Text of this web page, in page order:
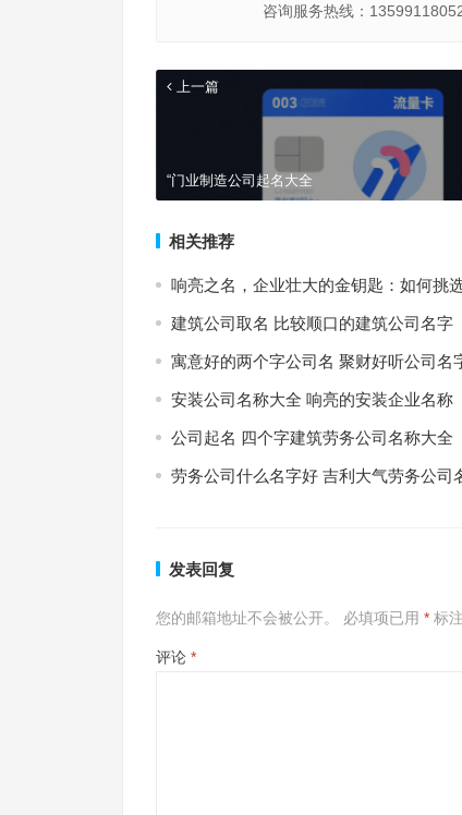
咨询服务热线：
上一篇
“门业制造公司起名大全
相关推荐
响亮之名，企业壮大的金钥匙：如何挑
建筑公司取名 比较顺口的建筑公司名字
寓意好的两个字公司名 聚财好听公司名
安装公司名称大全 响亮的安装企业名称
公司起名 四个字建筑劳务公司名称大全
劳务公司什么名字好 吉利大气劳务公司
发表回复
您的邮箱地址不会被公开。 必填项已用 * 标注
评论 *